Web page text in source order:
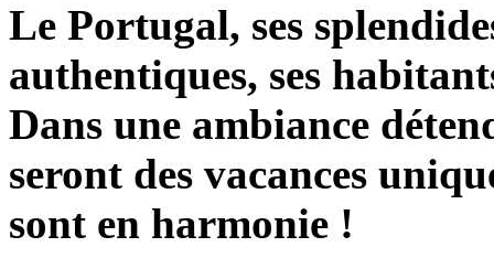
Le Portugal, ses
authentiques, ses
Dans une ambiance
seront des vacances
sont en harmonie !